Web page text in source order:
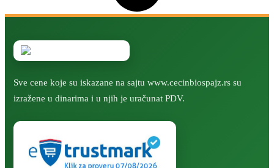
Sve cene koje su iskazane na sajtu www.cecinbiospajz.rs su
izražene u dinarima i u njih je uračunat PDV.